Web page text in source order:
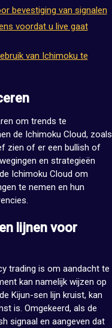
bevestiging van signalen
voordat u live gaat
van Ichimoku te
om trends te
de Ichimoku Cloud, zoals
zien of er een bullish of
en strategieën
Ichimoku Cloud om
te nemen en hun
lijnen voor
trading is om aandacht te
kan namelijk wijzen op
Kijun-sen lijn kruist, kan
is. Omgekeerd, als de
signaal en aangeven dat